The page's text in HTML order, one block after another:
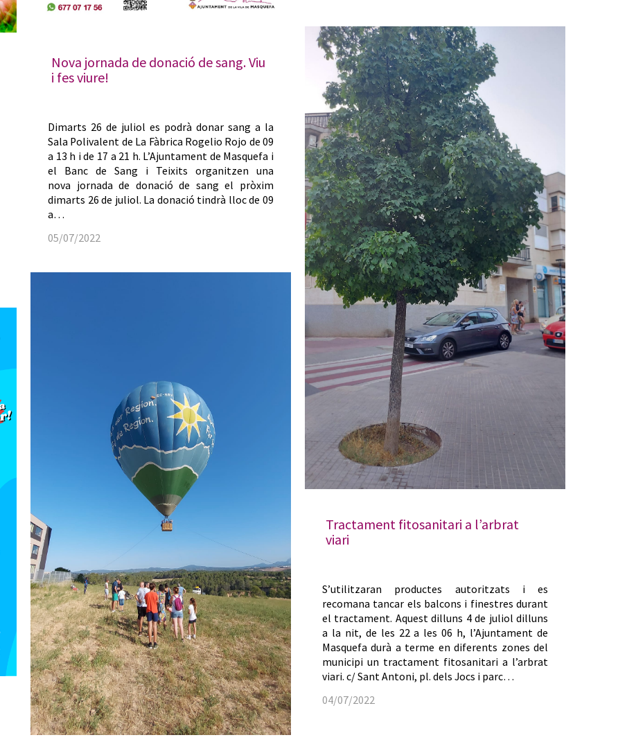
Nova jornada de donació de sang. Viu
i fes viure!
Dimarts 26 de juliol es podrà donar sang a la
Sala Polivalent de La Fàbrica Rogelio Rojo de 09
a 13 h i de 17 a 21 h. L’Ajuntament de Masquefa i
el Banc de Sang i Teixits organitzen una
nova jornada de donació de sang el pròxim
dimarts 26 de juliol. La donació tindrà lloc de 09
a…
05/07/2022
Tractament fitosanitari a l’arbrat
viari
S’utilitzaran productes autoritzats i es
recomana tancar els balcons i finestres durant
el tractament. Aquest dilluns 4 de juliol dilluns
a la nit, de les 22 a les 06 h, l’Ajuntament de
Masquefa durà a terme en diferents zones del
municipi un tractament fitosanitari a l’arbrat
viari. c/ Sant Antoni, pl. dels Jocs i parc…
04/07/2022